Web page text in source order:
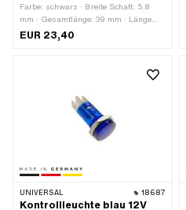
Farbe: schwarz · Breite Schaft: 5.8
mm · Gesamtlänge: 39 mm · Länge
Schaft: 22 mm
EUR 23,40
UNIVERSAL 18687
Kontrollleuchte blau 12V